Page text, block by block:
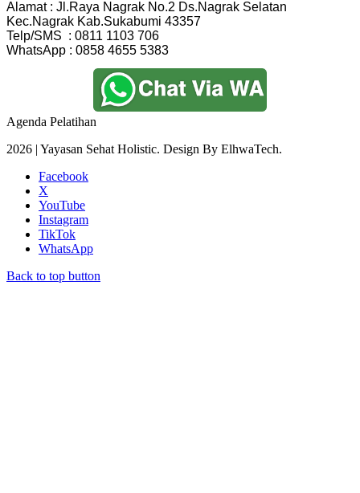
Alamat : Jl.Raya Nagrak No.2 Ds.Nagrak Selatan
Kec.Nagrak Kab.Sukabumi 43357
Telp/SMS  : 0811 1103 706
WhatsApp : 0858 4655 5383
Agenda Pelatihan
2026 | Yayasan Sehat Holistic. Design By ElhwaTech.
Facebook
X
YouTube
Instagram
TikTok
WhatsApp
Back to top button